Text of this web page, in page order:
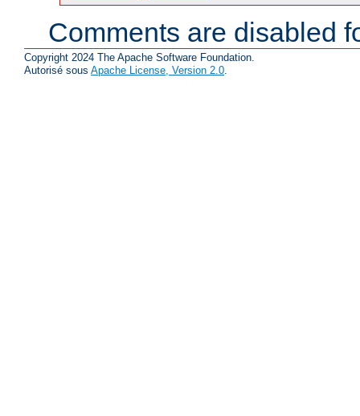
Comments are disabled
Copyright 2024 The Apache Software Foundation.
Autorisé sous Apache License, Version 2.0.